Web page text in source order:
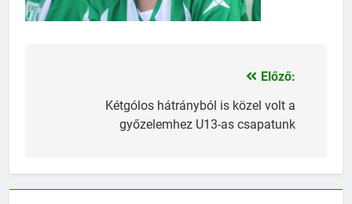
navigáció
Előző:
Kétgólos hátrányból is közel volt a
győzelemhez U13-as csapatunk